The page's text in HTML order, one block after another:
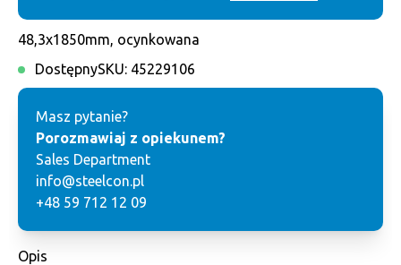
48,3x1850mm, ocynkowana
DostępnySKU: 45229106
Masz pytanie?
Porozmawiaj z opiekunem?
Sales Department
info@steelcon.pl
+48 59 712 12 09
Opis